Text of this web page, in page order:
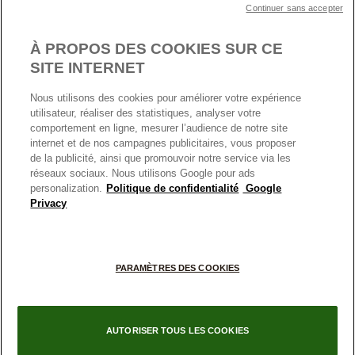
Nous contacter
*Conditions des offres en cours
Nettoyage & Entretien
Conditions générales de My Pandora
Politique de confidentialité
Protection des données
Conditions générales de vente
Conditions générales de vente Click & Collect
Plateforme ODR
FRANCE France
© TOUS DROITS RESERVES. 2026 Pandora
À PROPOS DES COOKIES SUR CE
SITE INTERNET
Nous utilisons des cookies pour améliorer votre expérience
utilisateur, réaliser des statistiques, analyser votre
comportement en ligne, mesurer l’audience de notre site
internet et de nos campagnes publicitaires, vous proposer
de la publicité, ainsi que promouvoir notre service via les
réseaux sociaux. Nous utilisons Google pour ads
personalization. Politique de confidentialité Google
Privacy
PARAMÈTRES DES COOKIES
AUTORISER TOUS LES COOKIES
Continuer sans accepter